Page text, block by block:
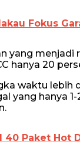
Fokus
yang
hanya 20
waktu
yang hanya
40 Paket Hot